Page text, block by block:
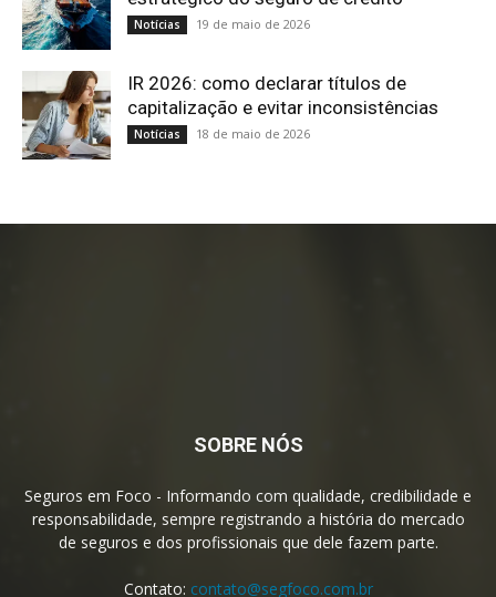
Notícias 19 de maio de 2026
IR 2026: como declarar títulos de
capitalização e evitar inconsistências
Notícias 18 de maio de 2026
SOBRE NÓS
Seguros em Foco - Informando com qualidade, credibilidade e
responsabilidade, sempre registrando a história do mercado
de seguros e dos profissionais que dele fazem parte.
Contato: contato@segfoco.com.br